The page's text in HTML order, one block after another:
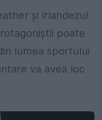
și irlandezul
poate
lumea sportului
va avea loc